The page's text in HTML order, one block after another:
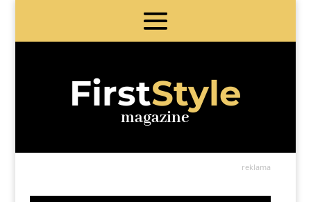
FirstStyle
magazine
reklama